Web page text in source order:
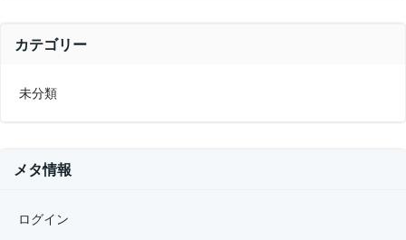
カテゴリー
未分類
メタ情報
ログイン